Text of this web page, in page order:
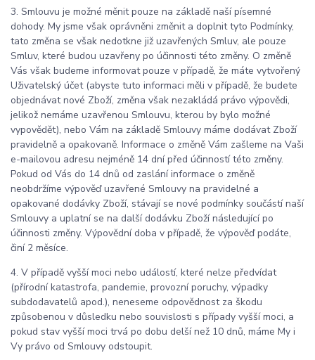
3. Smlouvu je možné měnit pouze na základě naší písemné
dohody. My jsme však oprávněni změnit a doplnit tyto Podmínky,
tato změna se však nedotkne již uzavřených Smluv, ale pouze
Smluv, které budou uzavřeny po účinnosti této změny. O změně
Vás však budeme informovat pouze v případě, že máte vytvořený
Uživatelský účet (abyste tuto informaci měli v případě, že budete
objednávat nové Zboží, změna však nezakládá právo výpovědi,
jelikož nemáme uzavřenou Smlouvu, kterou by bylo možné
vypovědět), nebo Vám na základě Smlouvy máme dodávat Zboží
pravidelně a opakovaně. Informace o změně Vám zašleme na Vaši
e-mailovou adresu nejméně 14 dní před účinností této změny.
Pokud od Vás do 14 dnů od zaslání informace o změně
neobdržíme výpověď uzavřené Smlouvy na pravidelné a
opakované dodávky Zboží, stávají se nové podmínky součástí naší
Smlouvy a uplatní se na další dodávku Zboží následující po
účinnosti změny. Výpovědní doba v případě, že výpověď podáte,
činí 2 měsíce.
4. V případě vyšší moci nebo událostí, které nelze předvídat
(přírodní katastrofa, pandemie, provozní poruchy, výpadky
subdodavatelů apod.), neneseme odpovědnost za škodu
způsobenou v důsledku nebo souvislosti s případy vyšší moci, a
pokud stav vyšší moci trvá po dobu delší než 10 dnů, máme My i
Vy právo od Smlouvy odstoupit.